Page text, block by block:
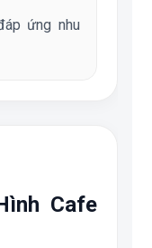
ứng nhu
Cafe